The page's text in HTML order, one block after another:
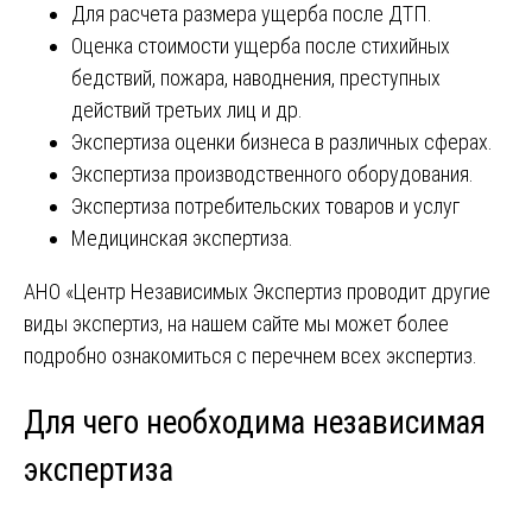
Для расчета размера ущерба после ДТП.
Оценка стоимости ущерба после стихийных
бедствий, пожара, наводнения, преступных
действий третьих лиц и др.
Экспертиза оценки бизнеса в различных сферах.
Экспертиза производственного оборудования.
Экспертиза потребительских товаров и услуг
Медицинская экспертиза.
АНО «Центр Независимых Экспертиз проводит другие
виды экспертиз, на нашем сайте мы может более
подробно ознакомиться с перечнем всех экспертиз.
Для чего необходима независимая
экспертиза